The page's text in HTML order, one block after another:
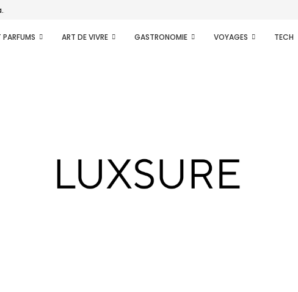
PARFUMS ART DE VIVRE GASTRONOMIE VOYAGES TECH